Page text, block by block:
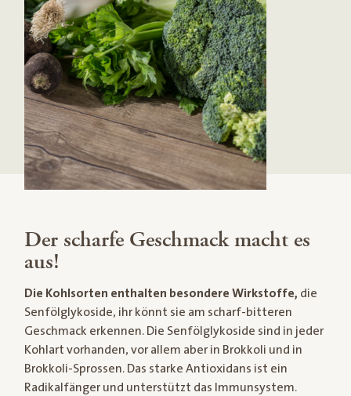
Der scharfe Geschmack macht es
aus!
Die Kohlsorten enthalten besondere Wirkstoffe, die
Senfölglykoside, ihr könnt sie am scharf-bitteren
Geschmack erkennen. Die Senfölglykoside sind in jeder
Kohlart vorhanden, vor allem aber in Brokkoli und in
Brokkoli-Sprossen. Das starke Antioxidans ist ein
Radikalfänger und unterstützt das Immunsystem.